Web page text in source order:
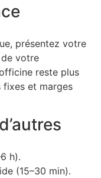
présentez votre
votre
reste plus
fixes et marges
h).
(15–30 min).